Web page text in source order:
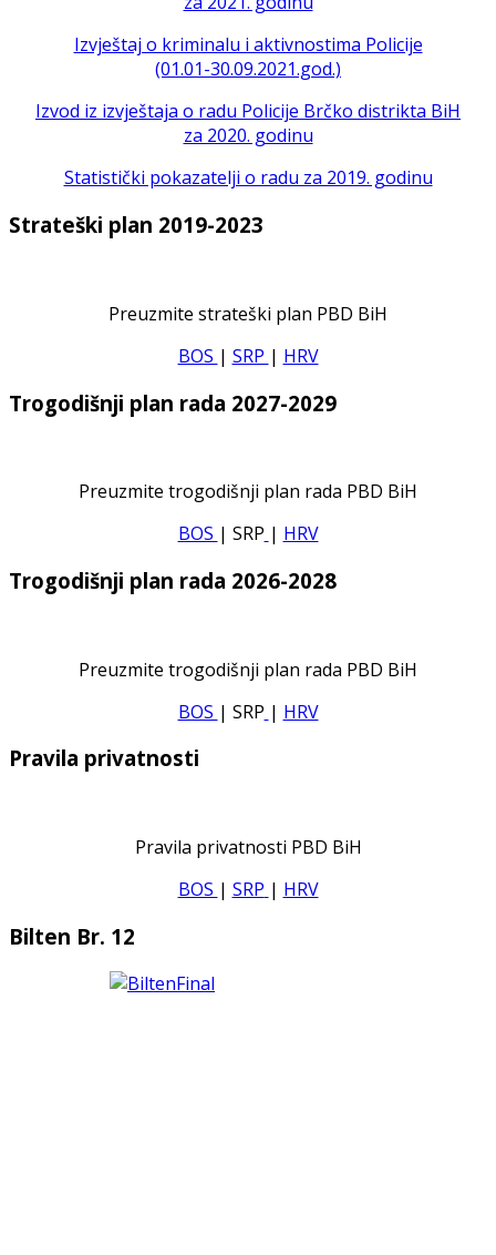
Izvještaj o kriminalu i aktivnostima Policije
(01.01-30.09.2021.god.)
Izvod iz izvještaja o radu Policije Brčko distrikta BiH
za 2020. godinu
Statistički pokazatelji o radu za 2019. godinu
Strateški plan 2019-2023
Preuzmite strateški plan PBD BiH
BOS | SRP | HRV
Trogodišnji plan rada 2027-2029
Preuzmite trogodišnji plan rada PBD BiH
BOS | SRP | HRV
Trogodišnji plan rada 2026-2028
Preuzmite trogodišnji plan rada PBD BiH
BOS | SRP | HRV
Pravila privatnosti
Pravila privatnosti PBD BiH
BOS | SRP | HRV
Bilten Br. 12